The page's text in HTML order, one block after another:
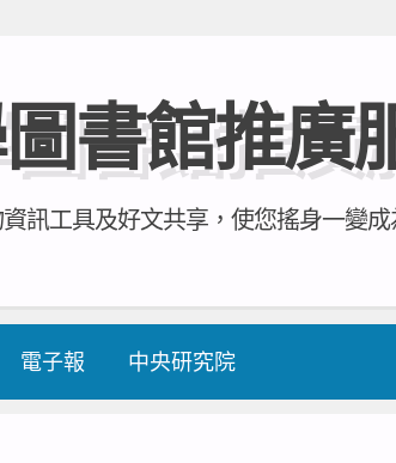
書館推廣
訊工具及好文共享，使您搖身一變成
電子報 中央研究院